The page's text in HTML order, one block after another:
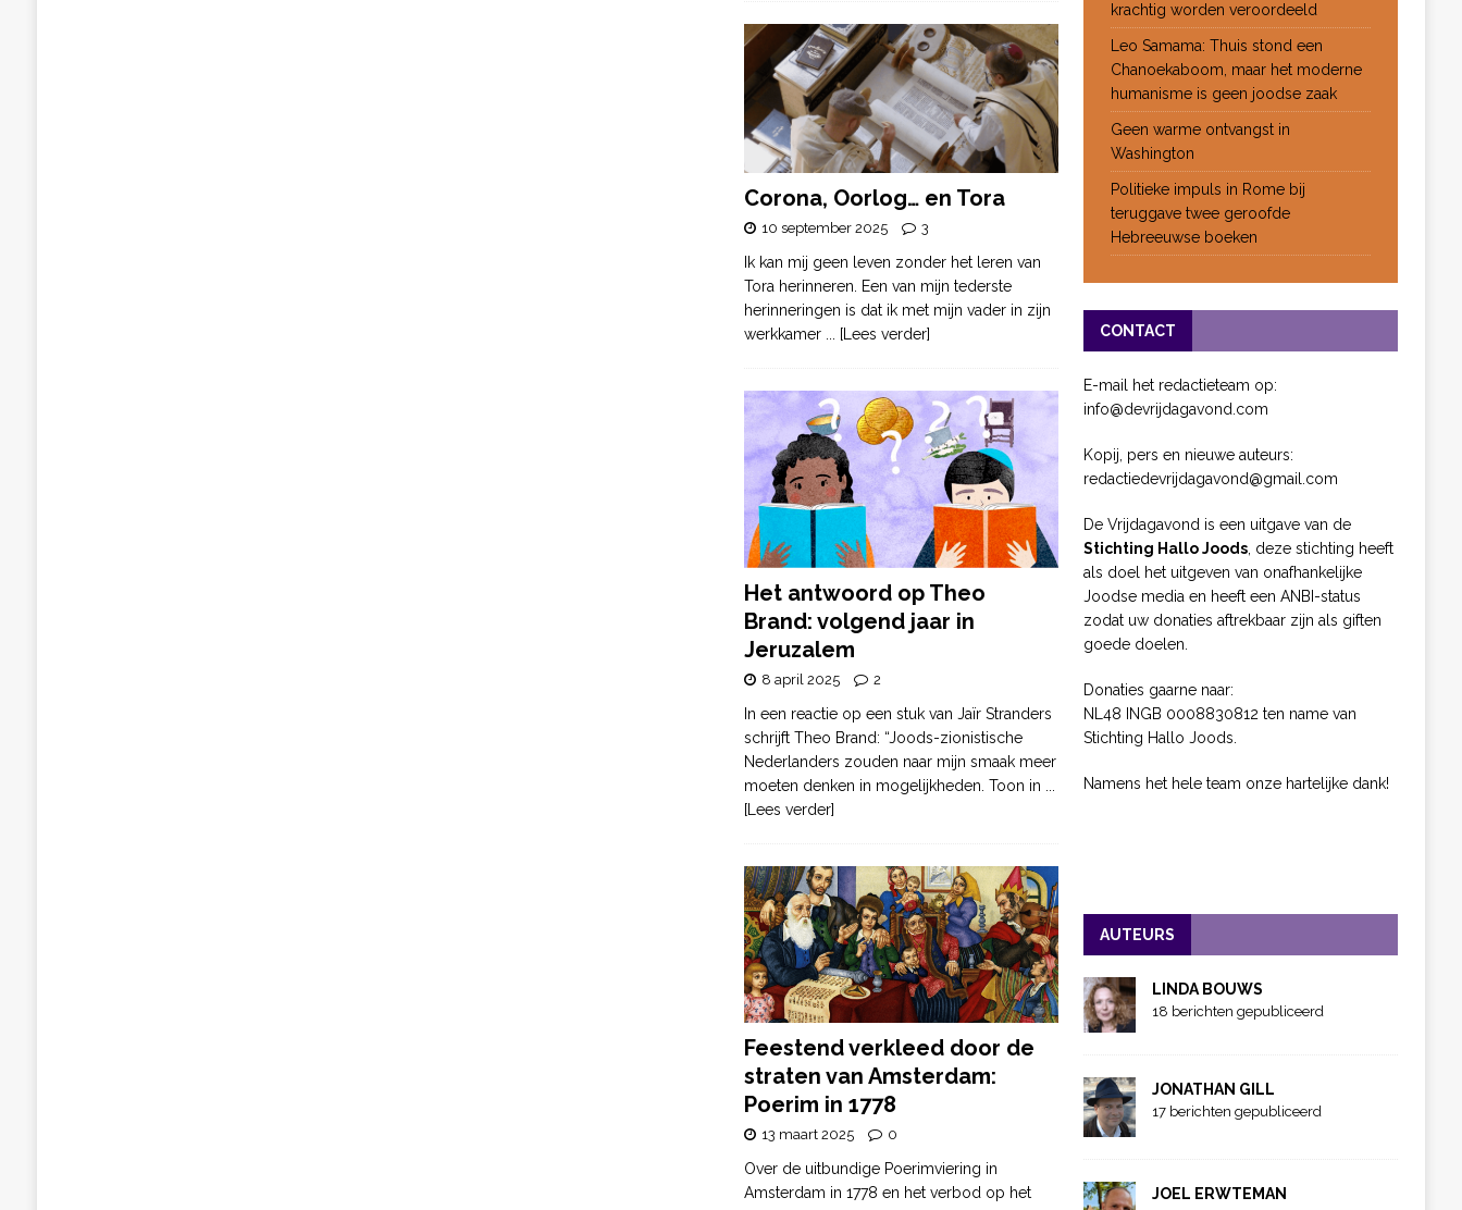
Corona, Oorlog… en Tora
10 september 2025 3
Ik kan mij geen leven zonder het leren van
Tora herinneren. Een van mijn tederste
herinneringen is dat ik met mijn vader in zijn
werkkamer ... [Lees verder]
Het antwoord op Theo
Brand: volgend jaar in
Jeruzalem
8 april 2025 2
In een reactie op een stuk van Jaïr Stranders
schrijft Theo Brand: “Joods-zionistische
Nederlanders zouden naar mijn smaak meer
moeten denken in mogelijkheden. Toon in
[Lees verder]
Feestend verkleed door de
straten van Amsterdam:
Poerim in 1778
13 maart 2025 0
Over de uitbundige Poerimviering in
Amsterdam in 1778 en het verbod op het
krachtig worden veroordeeld
Leo Samama: Thuis stond een
Chanoekaboom, maar het moderne
humanisme is geen joodse zaak
Geen warme ontvangst in
Washington
Politieke impuls in Rome bij
teruggave twee geroofde
Hebreeuwse boeken
CONTACT
E-mail het redactieteam op:
info@devrijdagavond.com
Kopij, pers en nieuwe auteurs:
redactiedevrijdagavond@gmail.com
De Vrijdagavond is een uitgave van de
Stichting Hallo Joods, deze stichting heeft
als doel het uitgeven van onafhankelijke
Joodse media en heeft een ANBI-status
zodat uw donaties aftrekbaar zijn als giften
goede doelen.
Donaties gaarne naar:
NL48 INGB 0008830812 ten name van
Stichting Hallo Joods.
Namens het hele team onze hartelijke dank!
AUTEURS
LINDA BOUWS
18 berichten gepubliceerd
JONATHAN GILL
17 berichten gepubliceerd
JOEL ERWTEMAN